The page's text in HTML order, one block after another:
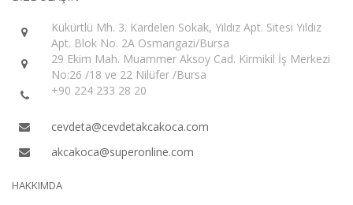
Kükürtlü Mh. 3. Kardelen Sokak, Yıldız Apt. Sitesi Yıldız
Apt. Blok No. 2A Osmangazi/Bursa
29 Ekim Mah. Muammer Aksoy Cad. Kirmikil İş Merkezi
No:26 /18 ve 22 Nilüfer /Bursa
+90 224 233 28 20
cevdeta@cevdetakcakoca.com
akcakoca@superonline.com
HAKKIMDA